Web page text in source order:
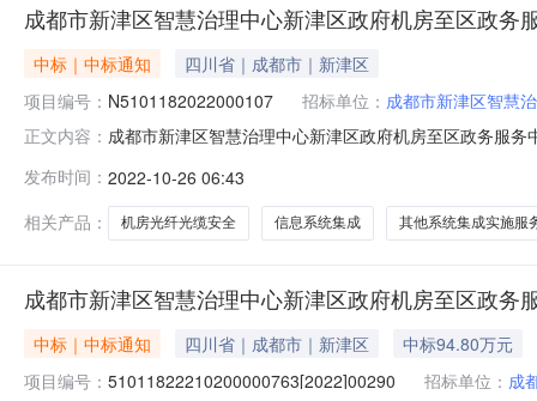
成都市新津区智慧治理中心新津区政府机房至区政
中标｜中标通知
四川省｜成都市｜新津区
项目编号： N5101182022000107 招标单位： 成都市新津区智慧
正文内容： 成都市新津区智慧治理中心新津区政府机房至区政务服
1:供应商名称供应商地址中标（成交）金额四川复津安
发布时间： 2022-10-26 06:43
相关产品：
机房光纤光缆安全 信息系统集成 其他系统集成实施服
成都市新津区智慧治理中心新津区政府机房至区政
中标｜中标通知 四川省｜成都市｜新津区
中标94.80万元
项目编号： 51011822210200000763[2022]00290 招标单位： 成